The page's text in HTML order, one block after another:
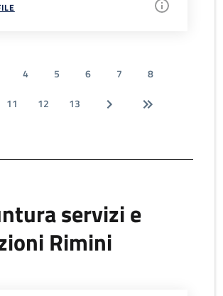
4 5 6 7
8
11 12 13
servizi e
Rimini